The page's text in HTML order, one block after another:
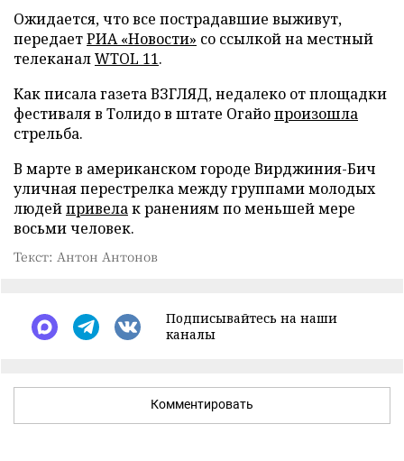
Ожидается, что все пострадавшие выживут,
передаетРИА «Новости» со ссылкой на местный
телеканалWTOL 11.
Как писала газета ВЗГЛЯД, недалеко от площадки
фестиваля в Толидо в штате Огайопроизошла
стрельба.
В марте в американском городе Вирджиния-Бич
уличная перестрелка между группами молодых
людейпривелак ранениям по меньшей мере
восьми человек.
Текст: Антон Антонов
Подписывайтесь на наши
каналы
Комментировать